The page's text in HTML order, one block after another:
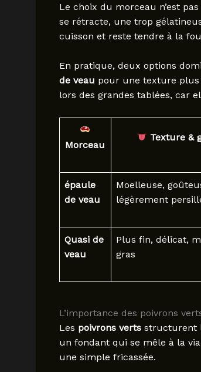
Le choix du morceau n’est
se rétracte, une trop
cuisson et reste tendre à la
En pratique, deux options
de veau pour une texture plus
lors des grandes tablées, car
Morceau
Texture &
épaule
de veau
Moelleuse,
légèrement
Quasi de
veau
Plus fin, délicat,
gras
L’importance des poivrons
Les poivrons vertsstructurent
un fondant qui se mêle à la
une simple fricassée.